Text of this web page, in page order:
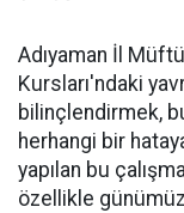
Adıyaman İl
Kursları'ndaki
bilinçlendirmek,
herhangi bir
yapılan bu
özellikle